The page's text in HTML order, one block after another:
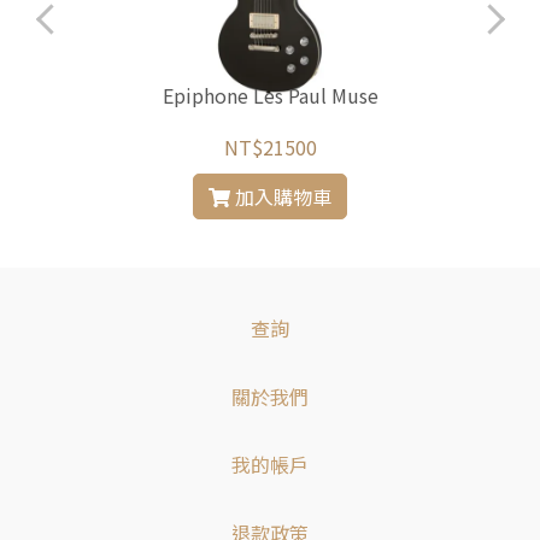
Epiphone Les Paul Muse
NT$21500
加入購物車
查詢
關於我們
我的帳戶
退款政策